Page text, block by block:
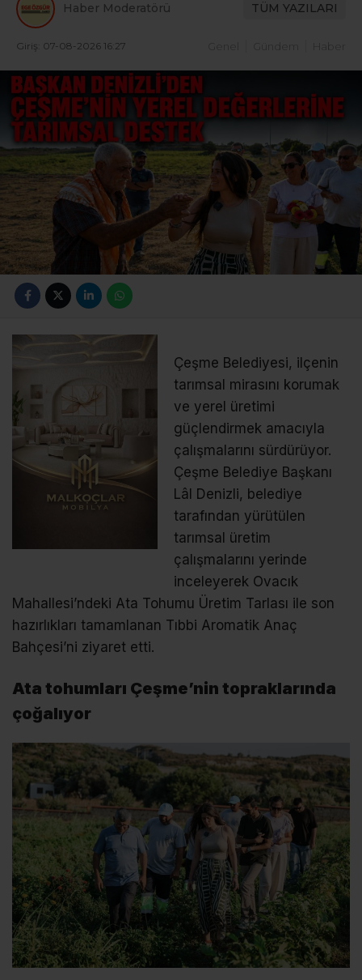
Haber Moderatörü TÜM YAZILARI
Giriş: 07-08-2026 16:27 Gündem Haber
Çeşme Belediyesi, ilçenin
tarımsal mirasını korumak
ve yerel üretimi
güçlendirmek amacıyla
çalışmalarını sürdürüyor.
Çeşme Belediye Başkanı
Lâl Denizli, belediye
tarafından yürütülen
tarımsal üretim
çalışmalarını yerinde
inceleyerek Ovacık
Mahallesi’ndeki Ata Tohumu Üretim Tarlası ile son
hazırlıkları tamamlanan Tıbbi Aromatik Anaç
Bahçesi’ni ziyaret etti.
Ata tohumları Çeşme’nin topraklarında
çoğalıyor